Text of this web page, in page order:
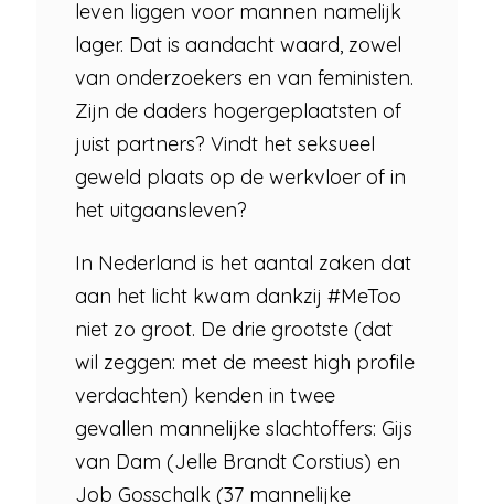
leven liggen voor mannen namelijk
lager. Dat is aandacht waard, zowel
van onderzoekers en van feministen.
Zijn de daders hogergeplaatsten of
juist partners? Vindt het seksueel
geweld plaats op de werkvloer of in
het uitgaansleven?
In Nederland is het aantal zaken dat
aan het licht kwam dankzij #MeToo
niet zo groot. De drie grootste (dat
wil zeggen: met de meest high profile
verdachten) kenden in twee
gevallen mannelijke slachtoffers: Gijs
van Dam (Jelle Brandt Corstius) en
Job Gosschalk (37 mannelijke